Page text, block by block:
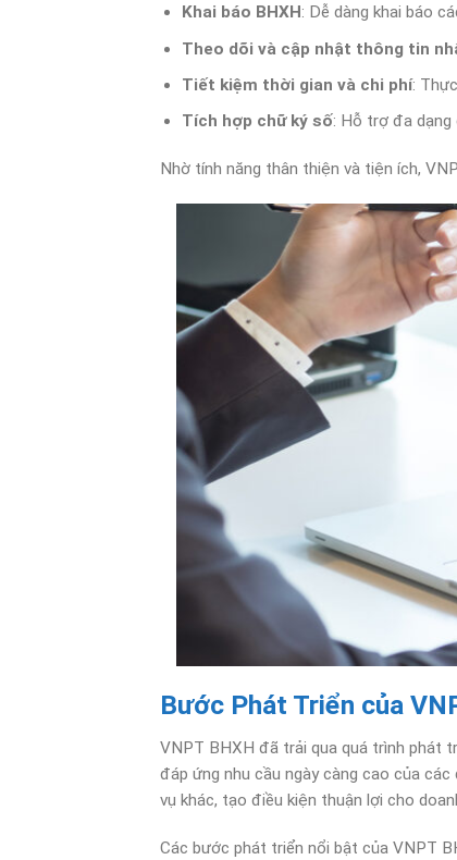
Khai báo BHXH : Dễ dàng khai báo
Theo dõi và cập nhật thông tin
Tiết kiệm thời gian và chi phí:
Tích hợp chữ ký số: Hỗ trợ đa dạng
Nhờ tính năng thân thiện và tiện ích,
Bước Phát Triển của
VNPT BHXH đã trải qua quá trình phát
đáp ứng nhu cầu ngày càng cao của
vụ khác, tạo điều kiện thuận lợi cho
Các bước phát triển nổi bật của VNPT